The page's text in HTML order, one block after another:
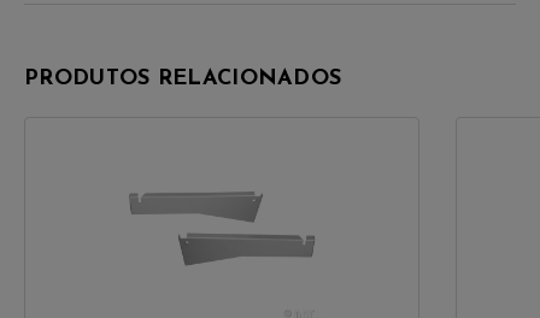
PRODUTOS RELACIONADOS